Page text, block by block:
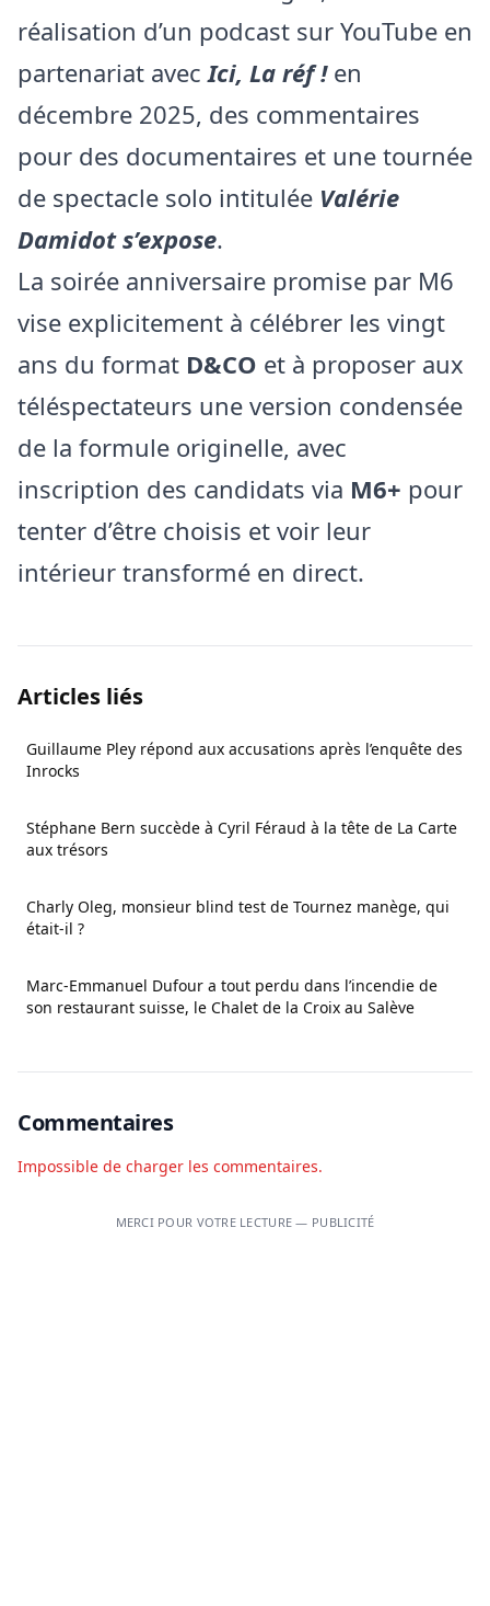
réalisation d’un podcast sur YouTube en
partenariat avecIci, La réf !en
décembre 2025, des commentaires
pour des documentaires et une tournée
de spectacle solo intitulée Valérie
Damidot s’expose.
La soirée anniversaire promise par M6
vise explicitement à célébrer les vingt
ans du format D&CO et à proposer aux
téléspectateurs une version condensée
de la formule originelle, avec
inscription des candidats via M6+ pour
tenter d’être choisis et voir leur
intérieur transformé en direct.
Articles liés
Guillaume Pley répond aux accusations après l’enquête des
Inrocks
Stéphane Bern succède à Cyril Féraud à la tête de La Carte
aux trésors
Charly Oleg, monsieur blind test de Tournez manège, qui
était-il ?
Marc-Emmanuel Dufour a tout perdu dans l’incendie de
son restaurant suisse, le Chalet de la Croix au Salève
Commentaires
Impossible de charger les commentaires.
MERCI POUR VOTRE LECTURE — PUBLICITÉ